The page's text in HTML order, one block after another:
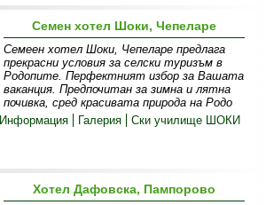
Семен хотел Шоки, Чепеларе
Семеен хотел Шоки, Чепеларе предлага
прекрасни условия за селски туризъм в
Родопите. Перфектният избор за Вашата
ваканция. Предпочитан за зимна и лятна
почивка, сред красивата природа на Родо
Информация
Галерия Ски училище ШОКИ
Хотел Дафовска, Пампорово